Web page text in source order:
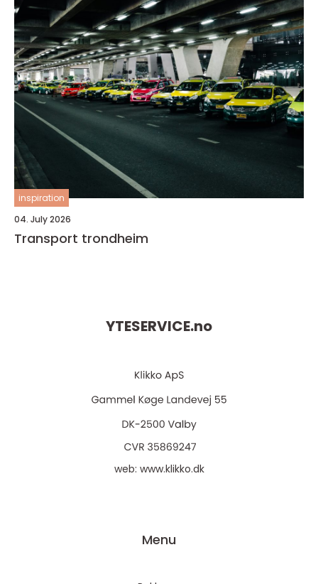
inspiration
04. July 2026
Transport trondheim
YTESERVICE.no
web: www.klikko.dk
Menu